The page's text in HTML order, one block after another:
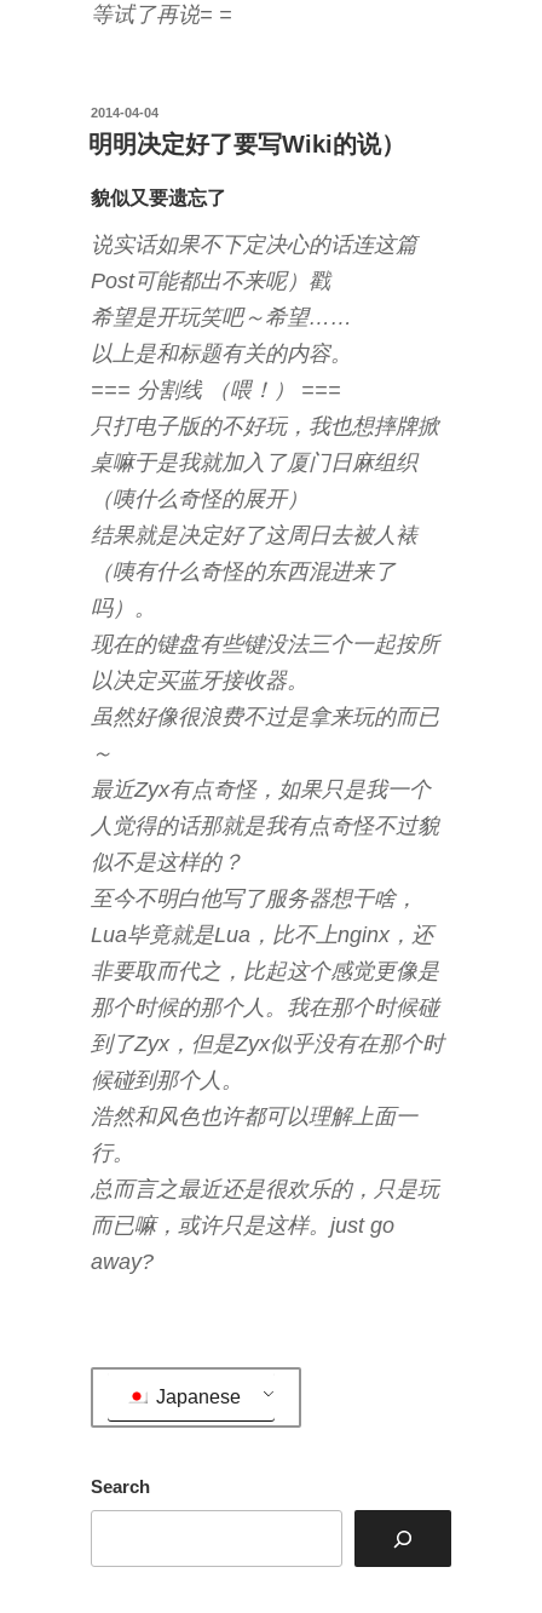
等试了再说= =
投
稿
日:
2014-04-04
明明决定好了要写Wiki的说）
貌似又要遗忘了
说实话如果不下定决心的话连这篇
Post可能都出不来呢）戳
希望是开玩笑吧～希望……
以上是和标题有关的内容。
=== 分割线 （喂！） ===
只打电子版的不好玩，我也想摔牌掀
桌嘛于是我就加入了厦门日麻组织
（咦什么奇怪的展开）
结果就是决定好了这周日去被人裱
（咦有什么奇怪的东西混进来了
吗）。
现在的键盘有些键没法三个一起按所
以决定买蓝牙接收器。
虽然好像很浪费不过是拿来玩的而已
～
最近Zyx有点奇怪，如果只是我一个
人觉得的话那就是我有点奇怪不过貌
似不是这样的？
至今不明白他写了服务器想干啥，
Lua毕竟就是Lua，比不上nginx，还
非要取而代之，比起这个感觉更像是
那个时候的那个人。我在那个时候碰
到了Zyx，但是Zyx似乎没有在那个时
候碰到那个人。
浩然和风色也许都可以理解上面一
行。
总而言之最近还是很欢乐的，只是玩
而已嘛，或许只是这样。just go
away?
Japanese
Search